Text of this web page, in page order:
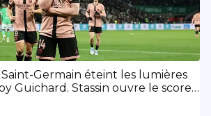
Saint-Germain éteint les lumières
Guichard. Stassin ouvre le score,